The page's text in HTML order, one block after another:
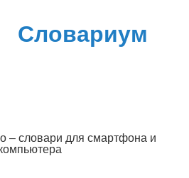
Словариум
– словари для смартфона и